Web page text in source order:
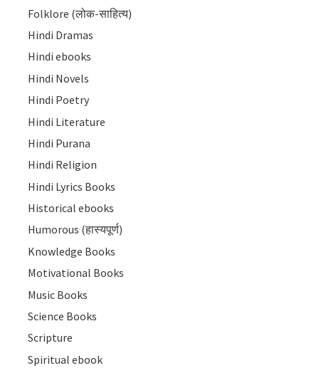
Folklore (लोक-साहित्य)
Hindi Dramas
Hindi ebooks
Hindi Novels
Hindi Poetry
Hindi Literature
Hindi Purana
Hindi Religion
Hindi Lyrics Books
Historical ebooks
Humorous (हास्यपूर्ण)
Knowledge Books
Motivational Books
Music Books
Science Books
Scripture
Spiritual ebook